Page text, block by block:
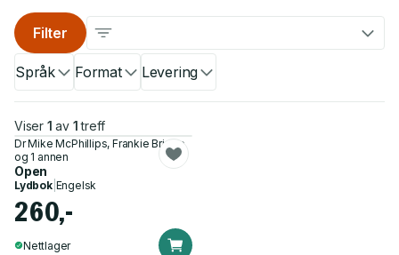
Språk Format Levering
Filter
Viser 1 av 1 treff
Dr Mike McPhillips, Frankie Bridge
og 1 annen
Open
Lydbok| Engelsk
260,-
Nettlager